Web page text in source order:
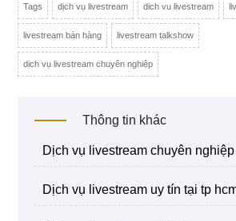
Tags dịch vụ livestream dich vu livestream
livestream bán hàng livestream talkshow
dịch vụ livestream chuyên nghiệp
Thông tin khác
dịch vụ livestream chuyên
dịch vụ livestream uy tín tại tp